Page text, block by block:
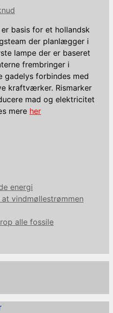
basis for et hollandsk
der planlægger i
lampe der er baseret
frembringer i
gadelys forbindes med
kraftværker. Rismarker
mad og elektricitet
mere her
energi
vindmøllestrømmen
alle fossile